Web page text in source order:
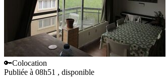
🔑Colocation
Publiée à 08h51 , disponible